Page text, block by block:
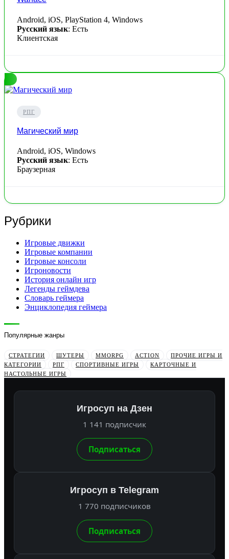
Android, iOS, PlayStation 4, Windows
Русский язык: Есть
Клиентская
РПГ
Магический мир
Android, iOS, Windows
Русский язык: Есть
Браузерная
Рубрики
Игровые движки
Игровые компании
Игровые консоли
Игроновости
История онлайн игр
Легенды геймдева
Словарь геймера
Энциклопедия геймера
Популярные жанры
СТРАТЕГИИ ШУТЕРЫ MMORPG ACTION
ПРОЧИЕ ИГРЫ И
КАТЕГОРИИ
РПГ СПОРТИВНЫЕ ИГРЫ
КАРТОЧНЫЕ И
НАСТОЛЬНЫЕ ИГРЫ
Игросуп на Дзен
1 141 подписчик
Подписаться
Игросуп в Telegram
1 770 подписчиков
Подписаться